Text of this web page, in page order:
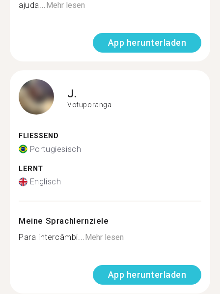
ajuda...Mehr lesen
App herunterladen
J.
Votuporanga
FLIESSEND
Portugiesisch
LERNT
Englisch
Meine Sprachlernziele
Para intercâmbi...Mehr lesen
App herunterladen